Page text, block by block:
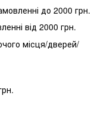
до 2000 грн.
від 2000 грн.
місця/дверей/